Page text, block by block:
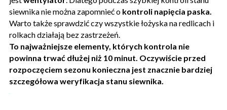
siewnika nie można zapomnieć o kontroli napięcia paska.
Warto także sprawdzić czy wszystkie łożyska na redlicach i
rolkach działają bez zastrzeżeń.
To najważniejsze elementy, których kontrola nie
powinna trwać dłużej niż 10 minut. Oczywiście przed
rozpoczęciem sezonu konieczna jest znacznie bardziej
szczegółowa weryfikacja stanu siewnika.